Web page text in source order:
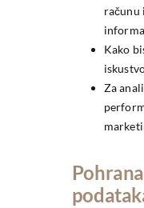
računu
Kako
Za